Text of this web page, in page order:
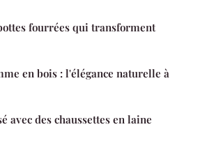
fourrées qui transforment
en bois : l'élégance naturelle à
avec des chaussettes en laine